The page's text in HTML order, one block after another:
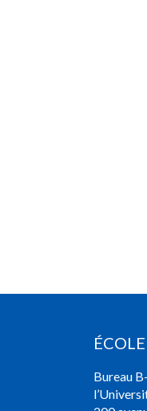
Bureau